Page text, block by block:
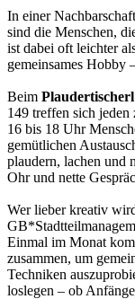
In einer
sind die Menschen,
ist dabei oft leichter
gemeinsames Hobby
Beim Plaudertischerl
149 treffen sich
16 bis 18 Uhr
gemütlichen
plaudern, lachen und
Ohr und nette
Wer lieber kreativ
Einmal im Monat
zusammen, um
Techniken
loslegen – ob